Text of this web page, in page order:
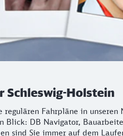
Schleswig-Holstein
Fahrpläne in
DB Navigator,
sind Sie immer auf dem